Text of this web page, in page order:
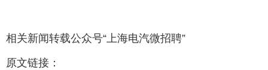
相关新闻转载公众号“上海电汽微招聘”
原文链接：